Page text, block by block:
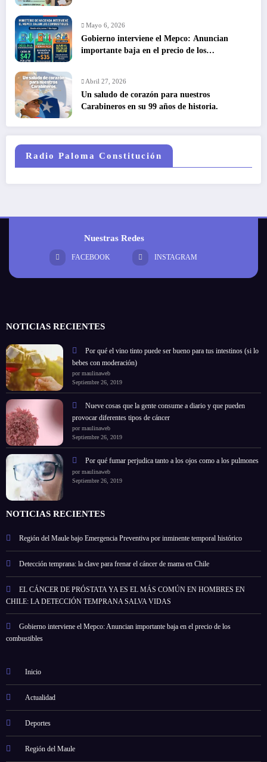
Mayo 6, 2026
Gobierno interviene el Mepco: Anuncian
importante baja en el precio de los
Abril 27, 2026
Un saludo de corazón para nuestros
Carabineros en su 99 años de historia.
Radio Paloma Constitución
Nuestras Redes
FACEBOOK INSTAGRAM
NOTICIAS RECIENTES
Por qué el vino tinto puede ser bueno para tus intestinos (si lo
bebes con moderación)
por maulinaweb
Septiembre 26, 2019
Nueve cosas que la gente consume a diario y que pueden
provocar diferentes tipos de cáncer
por maulinaweb
Septiembre 26, 2019
Por qué fumar perjudica tanto a los ojos como a los pulmones
por maulinaweb
Septiembre 26, 2019
NOTICIAS RECIENTES
Región del Maule bajo Emergencia Preventiva por inminente temporal histórico
Detección temprana: la clave para frenar el cáncer de mama en Chile
EL CÁNCER DE PRÓSTATA YA ES EL MÁS COMÚN EN HOMBRES EN
CHILE: LA DETECCIÓN TEMPRANA SALVA VIDAS
Gobierno interviene el Mepco: Anuncian importante baja en el precio de los
combustibles
Inicio
Actualidad
Deportes
Región del Maule